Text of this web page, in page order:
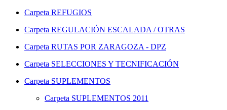
Carpeta REFUGIOS
Carpeta REGULACIÓN ESCALADA / OTRAS
Carpeta RUTAS POR ZARAGOZA - DPZ
Carpeta SELECCIONES Y TECNIFICACIÓN
Carpeta SUPLEMENTOS
Carpeta SUPLEMENTOS 2011